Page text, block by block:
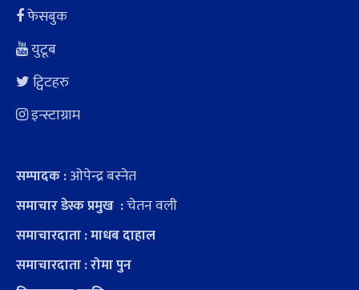
फेसबुक
युटूब
ट्विटहरु
इन्स्टाग्राम
सम्पादक :ओपेन्द्र बस्नेत
समाचार डेस्क प्रमुख :चेतन वली
समाचारदाता : माधब दाहाल
समाचारदाता : रोमा पुन